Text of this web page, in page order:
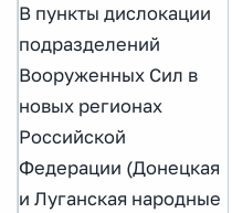
В пункты дислокации
подразделений
Вооруженных Сил в
новых регионах
Российской
Федерации (Донецкая
и Луганская народные